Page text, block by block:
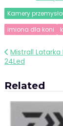
Kamery
imiona dla koni
wpisu
Mistrall Latarka
24Led
Related